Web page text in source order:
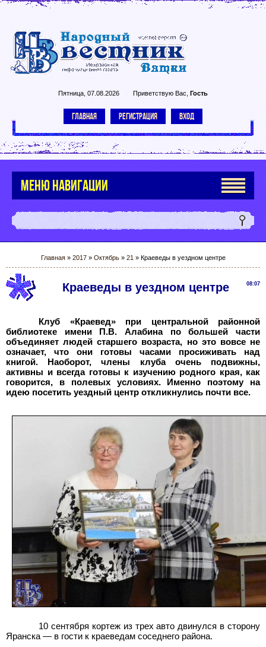
Пятница, 07.08.2026 Приветствую Вас Гость
ГЛАВНАЯ РЕГИСТРАЦИЯ ВХОД
МЕНЮ НАВИГАЦИИ
Главная» 2017 » Октябрь » 21 » Краеведы в уездном центре
08:07
Краеведы в уездном центре
Клуб «Краевед» при центральной районной
библиотеке имени П.В. Алабина по большей части
объединяет людей старшего возраста, но это вовсе не
означает, что они готовы часами просиживать над
книгой. Наоборот, члены клуба очень подвижны,
активны и всегда готовы к изучению родного края, как
говорится, в полевых условиях. Именно поэтому на
идею посетить уездный центр откликнулись почти все.
10 сентября кортеж из трех авто двинулся в сторону
Яранска — в гости к краеведам соседнего района.